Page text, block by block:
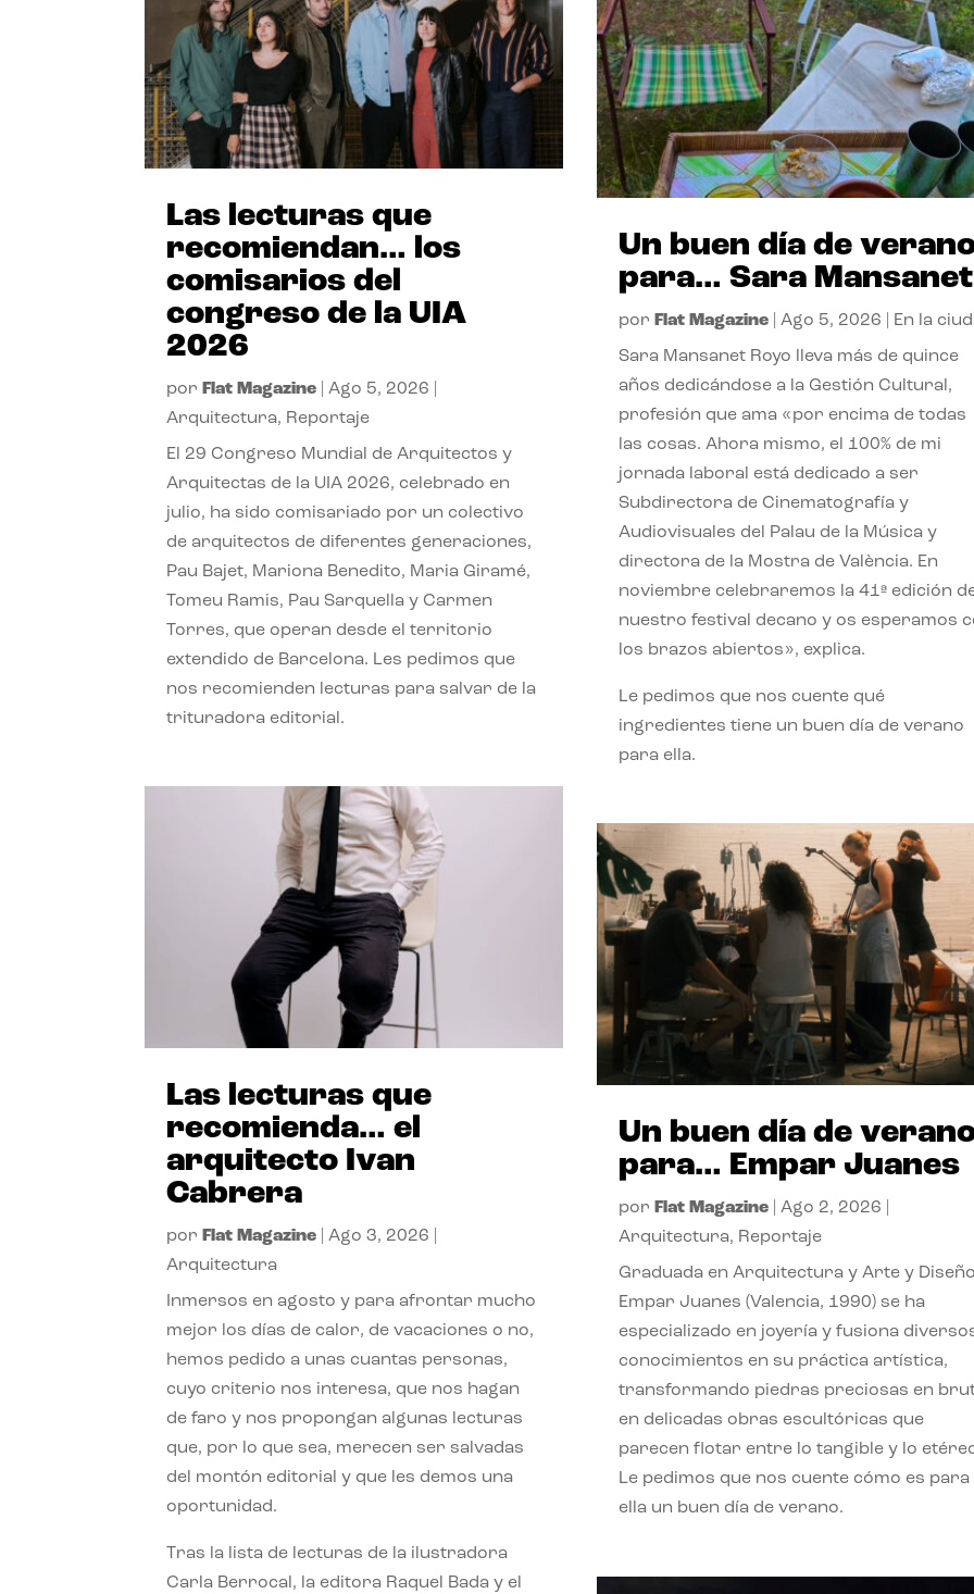
Las lecturas que
recomiendan… los
comisarios del
congreso de la UIA
2026
por Flat Magazine |Ago 5, 2026
Arquitectura, Reportaje
El 29 Congreso Mundial de Arquitectos y
Arquitectas de la UIA 2026, celebrado en
julio, ha sido comisariado por un colectivo
de arquitectos de diferentes generaciones,
Pau Bajet, Mariona Benedito, Maria Giramé,
Tomeu Ramis, Pau Sarquella y Carmen
Torres, que operan desde el territorio
extendido de Barcelona. Les pedimos que
nos recomienden lecturas para salvar de la
trituradora editorial.
Las lecturas que
recomienda… el
arquitecto Ivan
Cabrera
por Flat Magazine |Ago 3, 2026
Arquitectura
Inmersos en agosto y para afrontar mucho
mejor los días de calor, de vacaciones o no,
hemos pedido a unas cuantas personas,
cuyo criterio nos interesa, que nos hagan
de faro y nos propongan algunas lecturas
que, por lo que sea, merecen ser salvadas
del montón editorial y que les demos una
oportunidad.
Tras la lista de lecturas de la ilustradora
Carla Berrocal, la editora Raquel Bada y el
Un buen día de
para… Sara Mansanet
por Flat Magazine| Ago 5, 2026 En la
Sara Mansanet Royo lleva más de quince
años dedicándose a la Gestión Cultural,
profesión que ama «por encima de todas
las cosas. Ahora mismo, el 100% de mi
jornada laboral está dedicado a ser
Subdirectora de Cinematografía y
Audiovisuales del Palau de la Música y
directora de la Mostra de València. En
noviembre celebraremos la 41ª edición
nuestro festival decano y os esperamos
los brazos abiertos», explica.
Le pedimos que nos cuente qué
ingredientes tiene un buen día de verano
para ella.
Un buen día de
para… Empar Juanes
por Flat Magazine| Ago 2, 2026
Arquitectura, Reportaje
Graduada en Arquitectura y Arte y
Empar Juanes (Valencia, 1990) se ha
especializado en joyería y fusiona
conocimientos en su práctica artística,
transformando piedras preciosas en
en delicadas obras escultóricas que
parecen flotar entre lo tangible y lo
Le pedimos que nos cuente cómo es para
ella un buen día de verano.